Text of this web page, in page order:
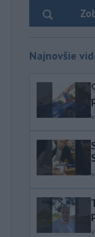
Najnovšie